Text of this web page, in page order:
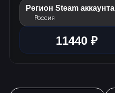
Регион Steam аккаунта
Россия
11440 ₽